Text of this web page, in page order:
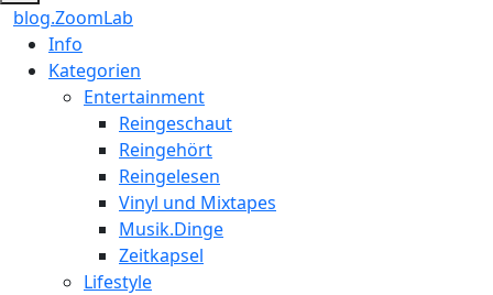
blog.ZoomLab
ZoomLab
//
Info
Kategorien
Entertainment
Reingeschaut
Reingehört
Reingelesen
Vinyl und Mixtapes
Musik.Dinge
Zeitkapsel
Lifestyle